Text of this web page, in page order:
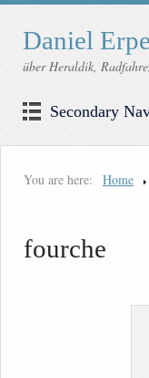
Daniel
über Heraldik,
Secondary
You are here: Home
fourche